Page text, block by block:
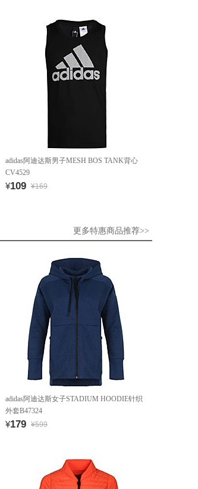
adidas阿迪达斯男子MESH BOS TANK背心
CV4529
¥109 ¥169
更多特惠商品推荐>>
adidas阿迪达斯女子STADIUM HOODIE针织
外套B47324
¥179 ¥599